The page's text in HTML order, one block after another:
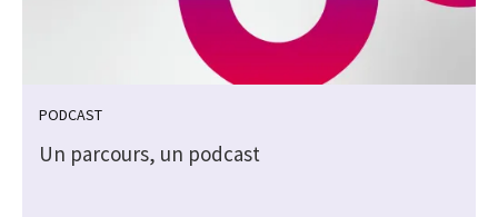
PODCAST
Un parcours, un podcast